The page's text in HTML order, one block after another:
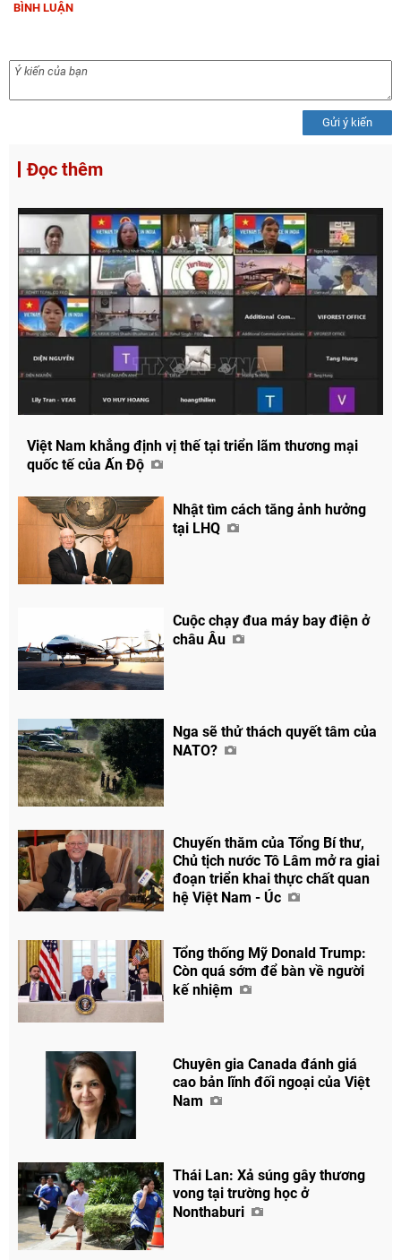
BÌNH LUẬN
Gửi ý kiến
Đọc thêm
Việt Nam khẳng định vị thế tại triển lãm thương mại
quốc tế của Ấn Độ
Nhật tìm cách tăng ảnh hưởng
tại LHQ
Cuộc chạy đua máy bay điện ở
châu Âu
Nga sẽ thử thách quyết tâm của
NATO?
Chuyến thăm của Tổng Bí thư,
Chủ tịch nước Tô Lâm mở ra giai
đoạn triển khai thực chất quan
hệ Việt Nam - Úc
Tổng thống Mỹ Donald Trump:
Còn quá sớm để bàn về người
kế nhiệm
Chuyên gia Canada đánh giá
cao bản lĩnh đối ngoại của Việt
Nam
Thái Lan: Xả súng gây thương
vong tại trường học ở
Nonthaburi